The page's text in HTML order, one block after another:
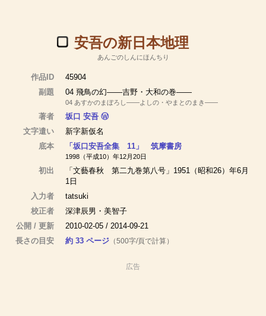
安吾の新日本地理
あんごのしんにほんちり
作品ID
45904
副題
04 飛鳥の幻――吉野・大和の巻――
04 あすかのまぼろし――よしの・やまとのまき――
著者 坂口 安吾 Ⓦ
文字遣い
新字新仮名
底本
「坂口安吾全集 11」 筑摩書房
1998（平成10）年12月20日
初出
「文藝春秋 第二九巻第八号」1951（昭和26）年6月
1日
入力者
tatsuki
校正者
深津辰男・美智子
公開 / 更新
2010-02-05 / 2014-09-21
長さの目安
約 33 ページ （500字/頁で計算）
広告